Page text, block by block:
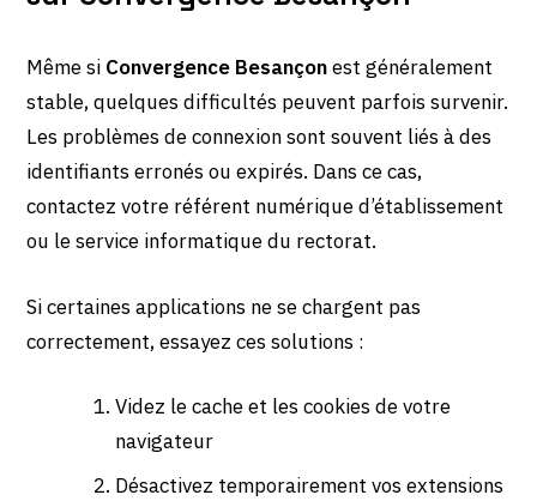
Même si Convergence Besançonest généralement
stable, quelques difficultés peuvent parfois survenir.
Les problèmes de connexion sont souvent liés à des
identifiants erronés ou expirés. Dans ce cas,
contactez votre référent numérique d’établissement
ou le service informatique du rectorat.
Si certaines applications ne se chargent pas
correctement, essayez ces solutions :
Videz le cache et les cookies de votre
navigateur
Désactivez temporairement vos extensions